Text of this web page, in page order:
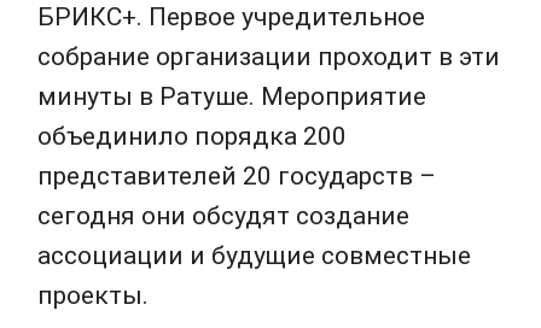
БРИКС+. Первое учредительное
собрание организации проходит в эти
минуты в Ратуше. Мероприятие
объединило порядка 200
представителей 20 государств –
сегодня они обсудят создание
ассоциации и будущие совместные
проекты.